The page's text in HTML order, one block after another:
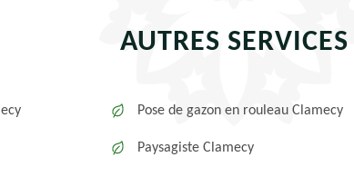
AUTRES SERVICES
Pose de gazon en rouleau Clamecy
Paysagiste Clamecy